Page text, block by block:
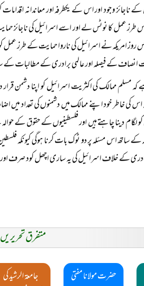
کے ناجائز وجود اور اس کے یکطرفہ اور معاندانہ
طرز عمل کا نوٹس لے اور اسے اسرائیل کی ناجائز
جس روز امریکہ نے اسرائیل کی ناروا حمایت کے طرز
انصاف کے فیصلہ اور عالمی برادری کے مطالبات کے
کہ مسلم ممالک کی اکثریت اسرائیل کو اپنا دشمن
کی خاطر خود اپنے ممالک میں دشمنوں کی تعداد میں
لگام دینا چاہتے ہیں اور فلسطینیوں کے حقوق کے
کے ساتھ اس مسئلہ پر دو ٹوک بات کرنا ہوگی
کے خلاف اسرائیل کی یہ ساری اچھل کود صرف
متفرق تحریریں
حضرت مولانا مفتی
جامعۃ الرشید کی